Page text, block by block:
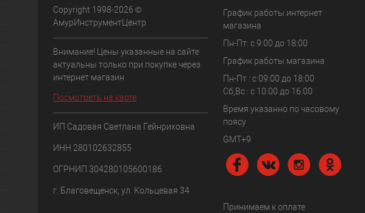
Copyright 1998-2026 ©
АмурИнструментЦентр
Внимание! Цены указанные на сайте
актуальны только при покупке через
интернет магазин
Посмотреть на карте
ИП Садовая Светлана Гейнриховна
ИНН 280102632855
ОГРНИП 304280105600186
г. Благовещенск, ул. Кольцевая 34
График работы интернет
магазина
Пн-Пт: с 9:00 до 18:00
График работы магазина
Пн-Пт : с 09:00 до 18:00
Сб,Вс : c 10:00 до 16:00
Время указанно по часовому
поясу
GMT+9
Принимаем к оплате